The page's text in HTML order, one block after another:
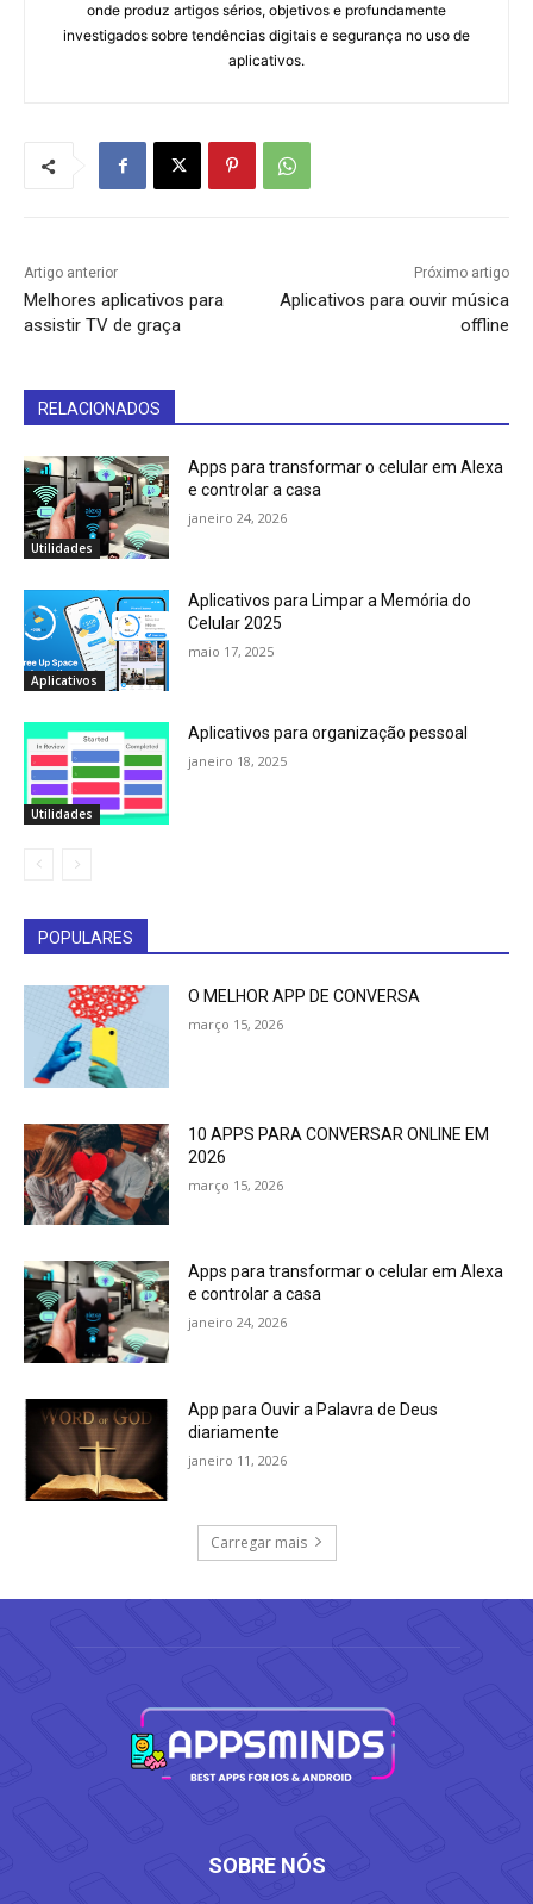
onde produz artigos sérios, objetivos e profundamente
investigados sobre tendências digitais e segurança no uso de
aplicativos.
Artigo anterior
Melhores aplicativos para
assistir TV de graça
Próximo artigo
Aplicativos para ouvir música
offline
RELACIONADOS
Utilidades
Apps para transformar o celular em Alexa
e controlar a casa
janeiro 24, 2026
Aplicativos
Aplicativos para Limpar a Memória do
Celular 2025
maio 17, 2025
Utilidades
Aplicativos para organização pessoal
janeiro 18, 2025
POPULARES
O MELHOR APP DE CONVERSA
março 15, 2026
10 APPS PARA CONVERSAR ONLINE EM
2026
março 15, 2026
Apps para transformar o celular em Alexa
e controlar a casa
janeiro 24, 2026
App para Ouvir a Palavra de Deus
diariamente
janeiro 11, 2026
Carregar mais
SOBRE NÓS